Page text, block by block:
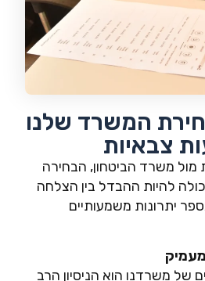
המשרד שלנו
צבאיות
משרד הביטחון, הבחירה
להיות ההבדל בין הצלחה
יתרונות משמעותיים
מעמיק
של משרדנו הוא הניסיון הרב